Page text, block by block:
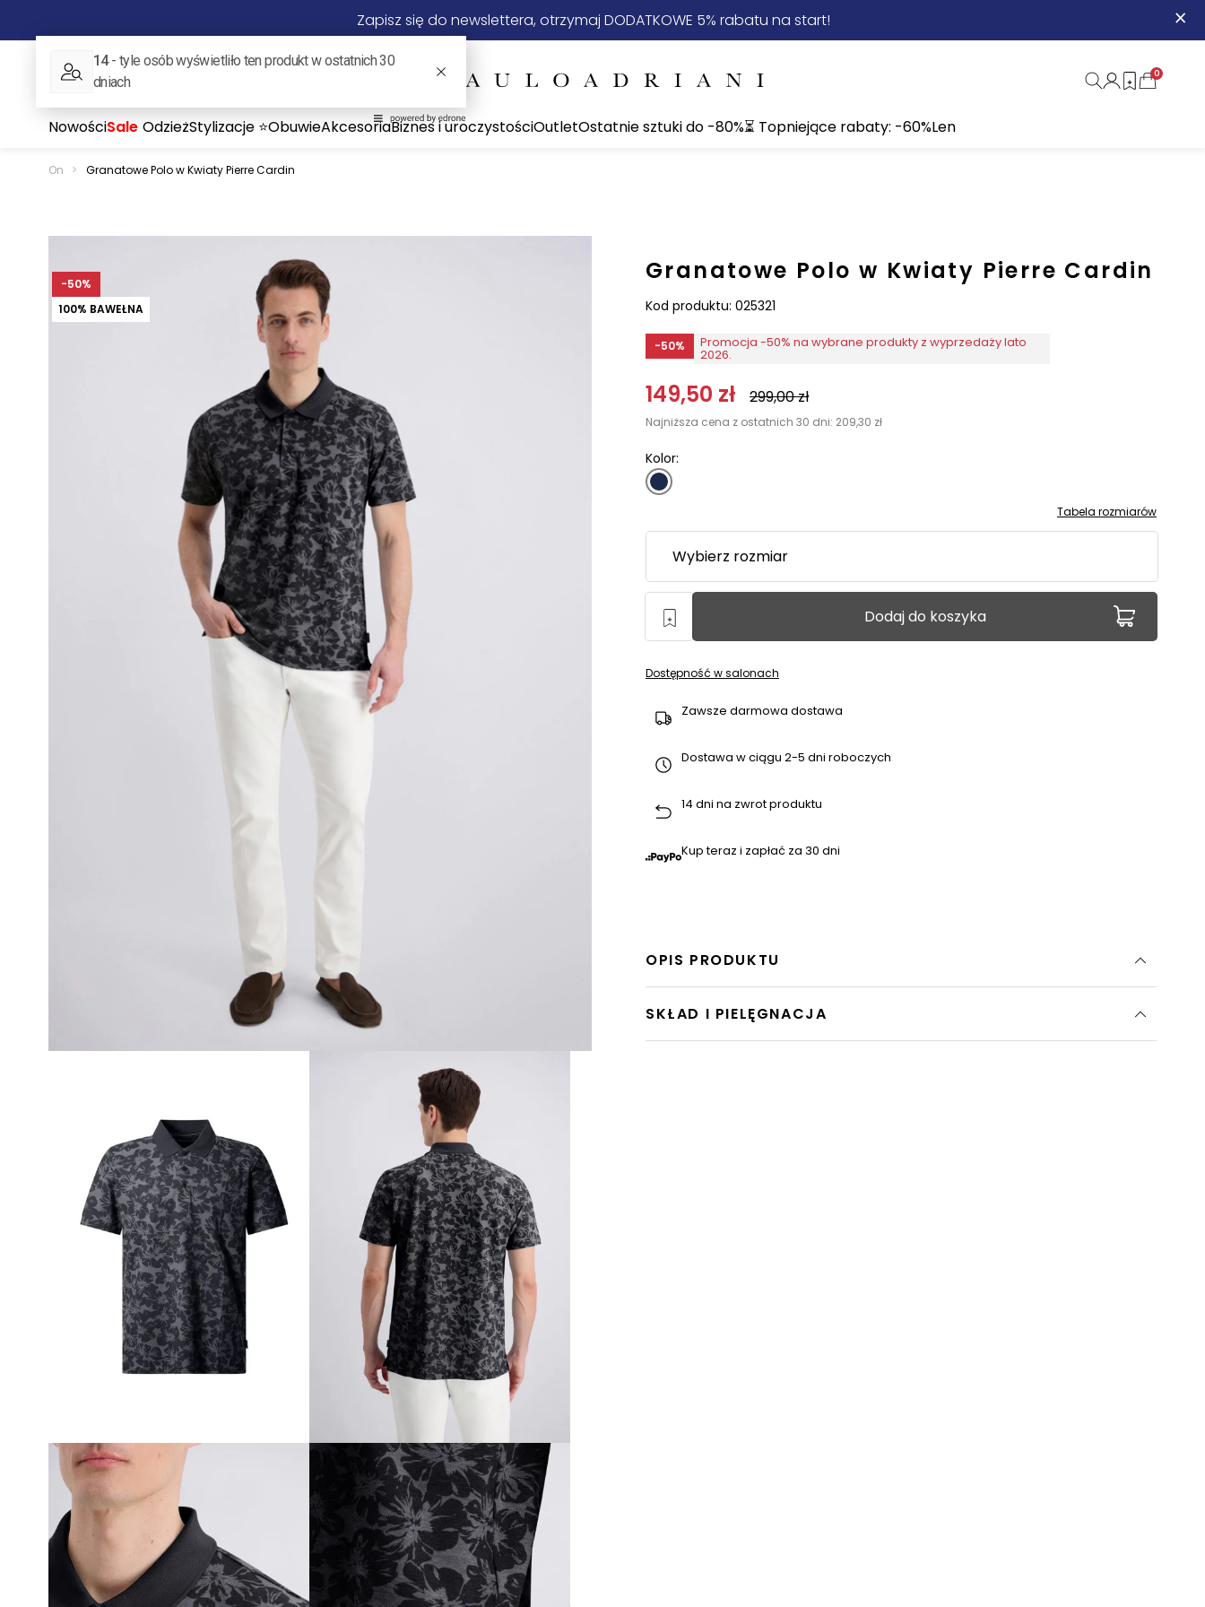
Zapisz się do newslettera, otrzymaj DODATKOWE 5% rabatu na start! ×
ON ONA 0
NowościSale OdzieżStylizacje ⭐ObuwieAkcesoriaBiznes i uroczystościOutletOstatnie sztuki do -80%⏳ Topniejące rabaty: -60%Len
On > Granatowe Polo w Kwiaty Pierre Cardin
-50%
100% BAWEŁNA
Granatowe Polo w Kwiaty Pierre Cardin
Kod produktu: 025321
-50% Promocja -50% na wybrane produkty z wyprzedaży lato
2026.
149,50 zł 299,00zł
Najniższa cena z ostatnich 30 dni: 209,30 zł
Kolor:
Tabela rozmiarów
Dodaj do koszyka
Dostępność w salonach
Zawsze darmowa dostawa
Dostawa w ciągu 2-5 dni roboczych
14 dni na zwrot produktu
Kup teraz i zapłać za 30 dni
OPIS PRODUKTU
SKŁAD I PIELĘGNACJA